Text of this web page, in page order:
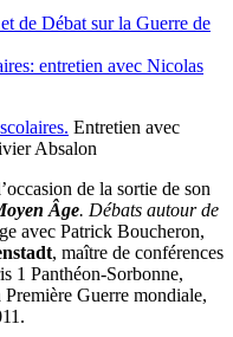
de Débat sur la Guerre de
entretien avec Nicolas
Entretien avec
Absalon
de la sortie de son
Âge. Débats autour de
avec Patrick Boucheron,
, maître de conférences
1 Panthéon-Sorbonne,
Première Guerre mondiale,